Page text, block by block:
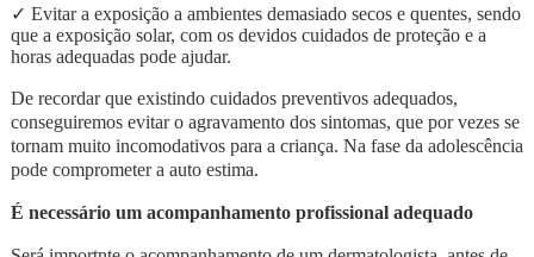
✓ Evitar a exposição a ambientes demasiado secos e quentes, sendo
que a exposição solar, com os devidos cuidados de proteção e a
horas adequadas pode ajudar.
De recordar que existindo cuidados preventivos adequados,
conseguiremos evitar o agravamento dos sintomas, que por vezes se
tornam muito incomodativos para a criança. Na fase da adolescência
pode comprometer a auto estima.
É necessário um acompanhamento profissional adequado